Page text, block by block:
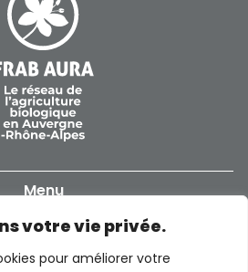
votre vie privée.
pour améliorer votre
Menu
Accueil